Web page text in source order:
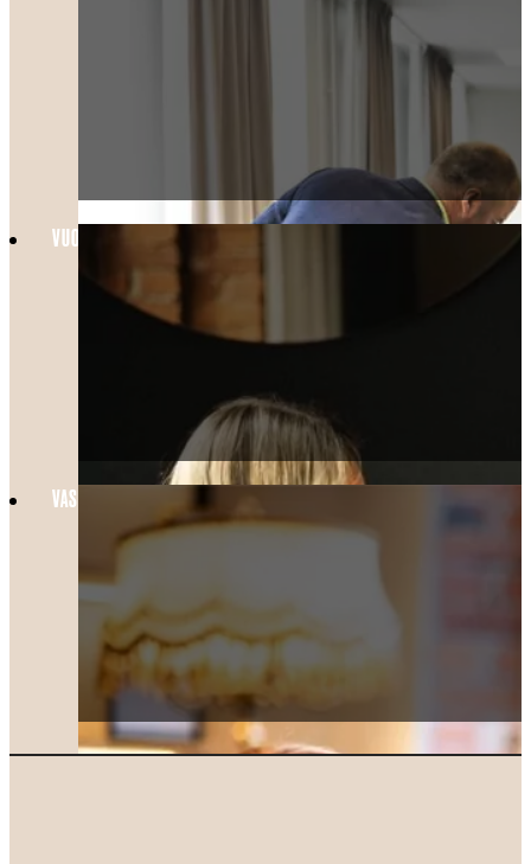
VUODEN 2026 SUURIMMAT KEIKAT HELSINGISSÄ
VASTAANOTTO JA AULABAARI UUDISTETAAN 23.3.-27.3.